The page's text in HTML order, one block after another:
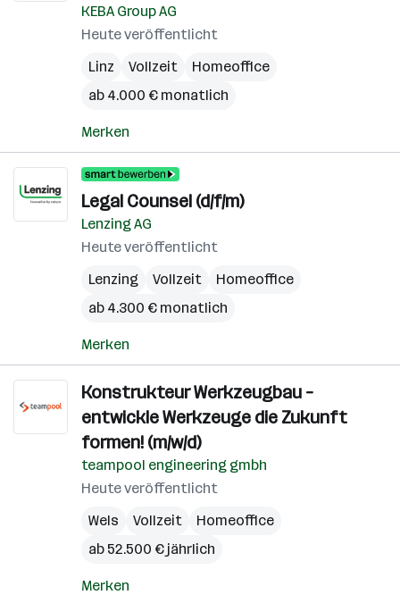
KEBA Group AG
Heute veröffentlicht
Linz
Vollzeit
Homeoffice
ab 4.000 € monatlich
Merken
Legal Counsel (d/f/m)
Lenzing AG
Heute veröffentlicht
Lenzing
Vollzeit
Homeoffice
ab 4.300 € monatlich
Merken
Konstrukteur Werkzeugbau –
entwickle Werkzeuge die Zukunft
formen! (m/w/d)
teampool engineering gmbh
Heute veröffentlicht
Wels
Vollzeit
Homeoffice
ab 52.500 € jährlich
Merken